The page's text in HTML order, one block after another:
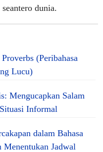
dunia.
(Peribahasa
Lucu)
Mengucapkan Salam
Informal
dalam Bahasa
Jadwal